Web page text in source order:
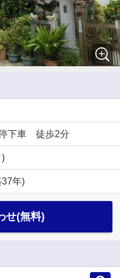
停下車 徒歩2分
年)
せ(無料)